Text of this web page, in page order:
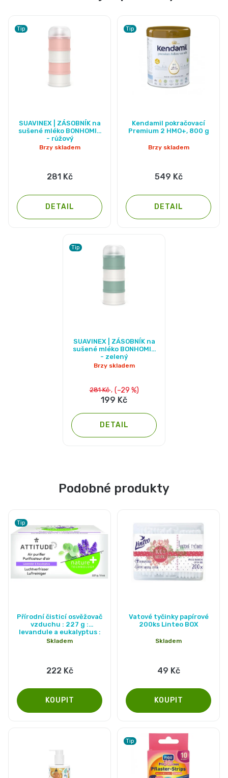
Tip
SUAVINEX | ZÁSOBNÍK na
sušené mléko BONHOMIA
- růžový
Brzy skladem
281 Kč
DETAIL
Tip
Kendamil pokračovací
Premium 2 HMO+, 800 g
Brzy skladem
549 Kč
DETAIL
Tip
SUAVINEX | ZÁSOBNÍK na
sušené mléko BONHOMIA
- zelený
Brzy skladem
199 Kč
281 Kč (–29 %)
DETAIL
Podobné produkty
Tip
Přírodní čisticí osvěžovač
vzduchu : 227 g :
levandule a eukalyptus :
Nature+
Skladem
222 Kč
Vatové tyčinky papírové
200ks Linteo BOX
Skladem
49 Kč
Tip